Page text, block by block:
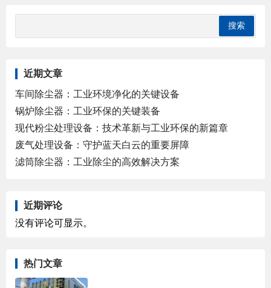
近期文章
车间除尘器：工业环境净化的关键设备
锅炉除尘器：工业环保的关键装备
现代粉尘处理设备：技术革新与工业环保的新篇章
废气处理设备：守护蓝天白云的重要屏障
滤筒除尘器：工业除尘的高效解决方案
近期评论
没有评论可显示。
热门文章